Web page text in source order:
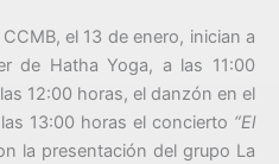
el 13 de enero, inician a
de Hatha Yoga, a las 11:00
12:00 horas, el danzón en el
13:00 horas el concierto “El
la presentación del grupo La